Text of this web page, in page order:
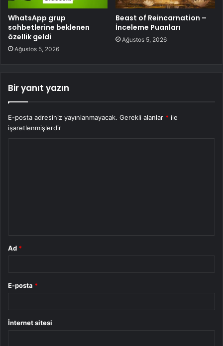
WhatsApp grup
sohbetlerine beklenen
özellik geldi
Ağustos 5, 2026
Beast of Reincarnation –
İnceleme Puanları
Ağustos 5, 2026
Bir yanıt yazın
E-posta adresiniz yayınlanmayacak. Gerekli alanlar * ile
işaretlenmişlerdir
Ad *
E-posta *
İnternet sitesi